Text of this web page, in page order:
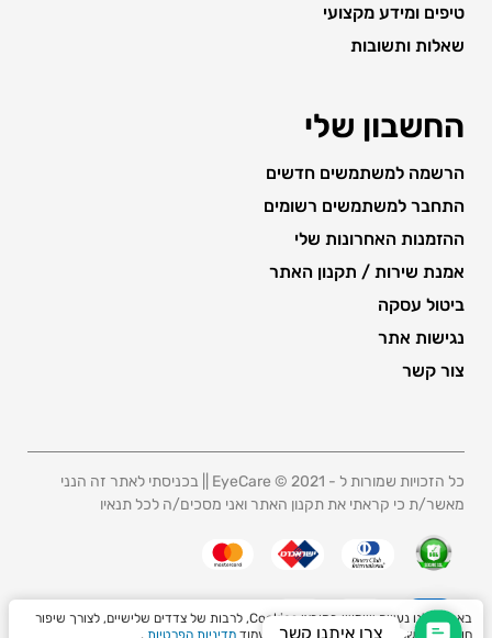
טיפים ומידע מקצועי
שאלות ותשובות
החשבון שלי
הרשמה למשתמשים חדשים
התחבר למשתמשים רשומים
ההזמנות האחרונות שלי
אמנת שירות / תקנון האתר
ביטול עסקה
נגישות אתר
צור קשר
כל הזכויות שמורות ל - 2021 © EyeCare || בכניסתי לאתר זה הנני
מאשר/ת כי קראתי את תקנון האתר ואני מסכים/ה לכל תנאיו
באתר שלנו נעשה שימוש בקובצי Cookies, לרבות של צדדים שלישיים, לצורך שיפור
חוויית הגלישה. ניתן לקרוא מידע נוסף בעמוד מדיניות הפרטיות . Contact Usצרו איתנו קשר